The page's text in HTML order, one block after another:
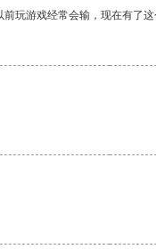
玩游戏经常会输，现在有了这